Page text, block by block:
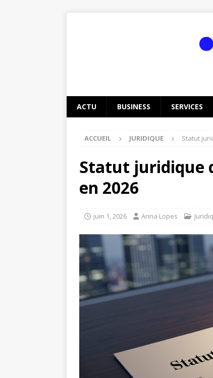
ACTU BUSINESS SERVICES
ACCUEIL JURIDIQUE Statut
Statut juridique
en 2026
juin 1, 2026 Anna Lopes